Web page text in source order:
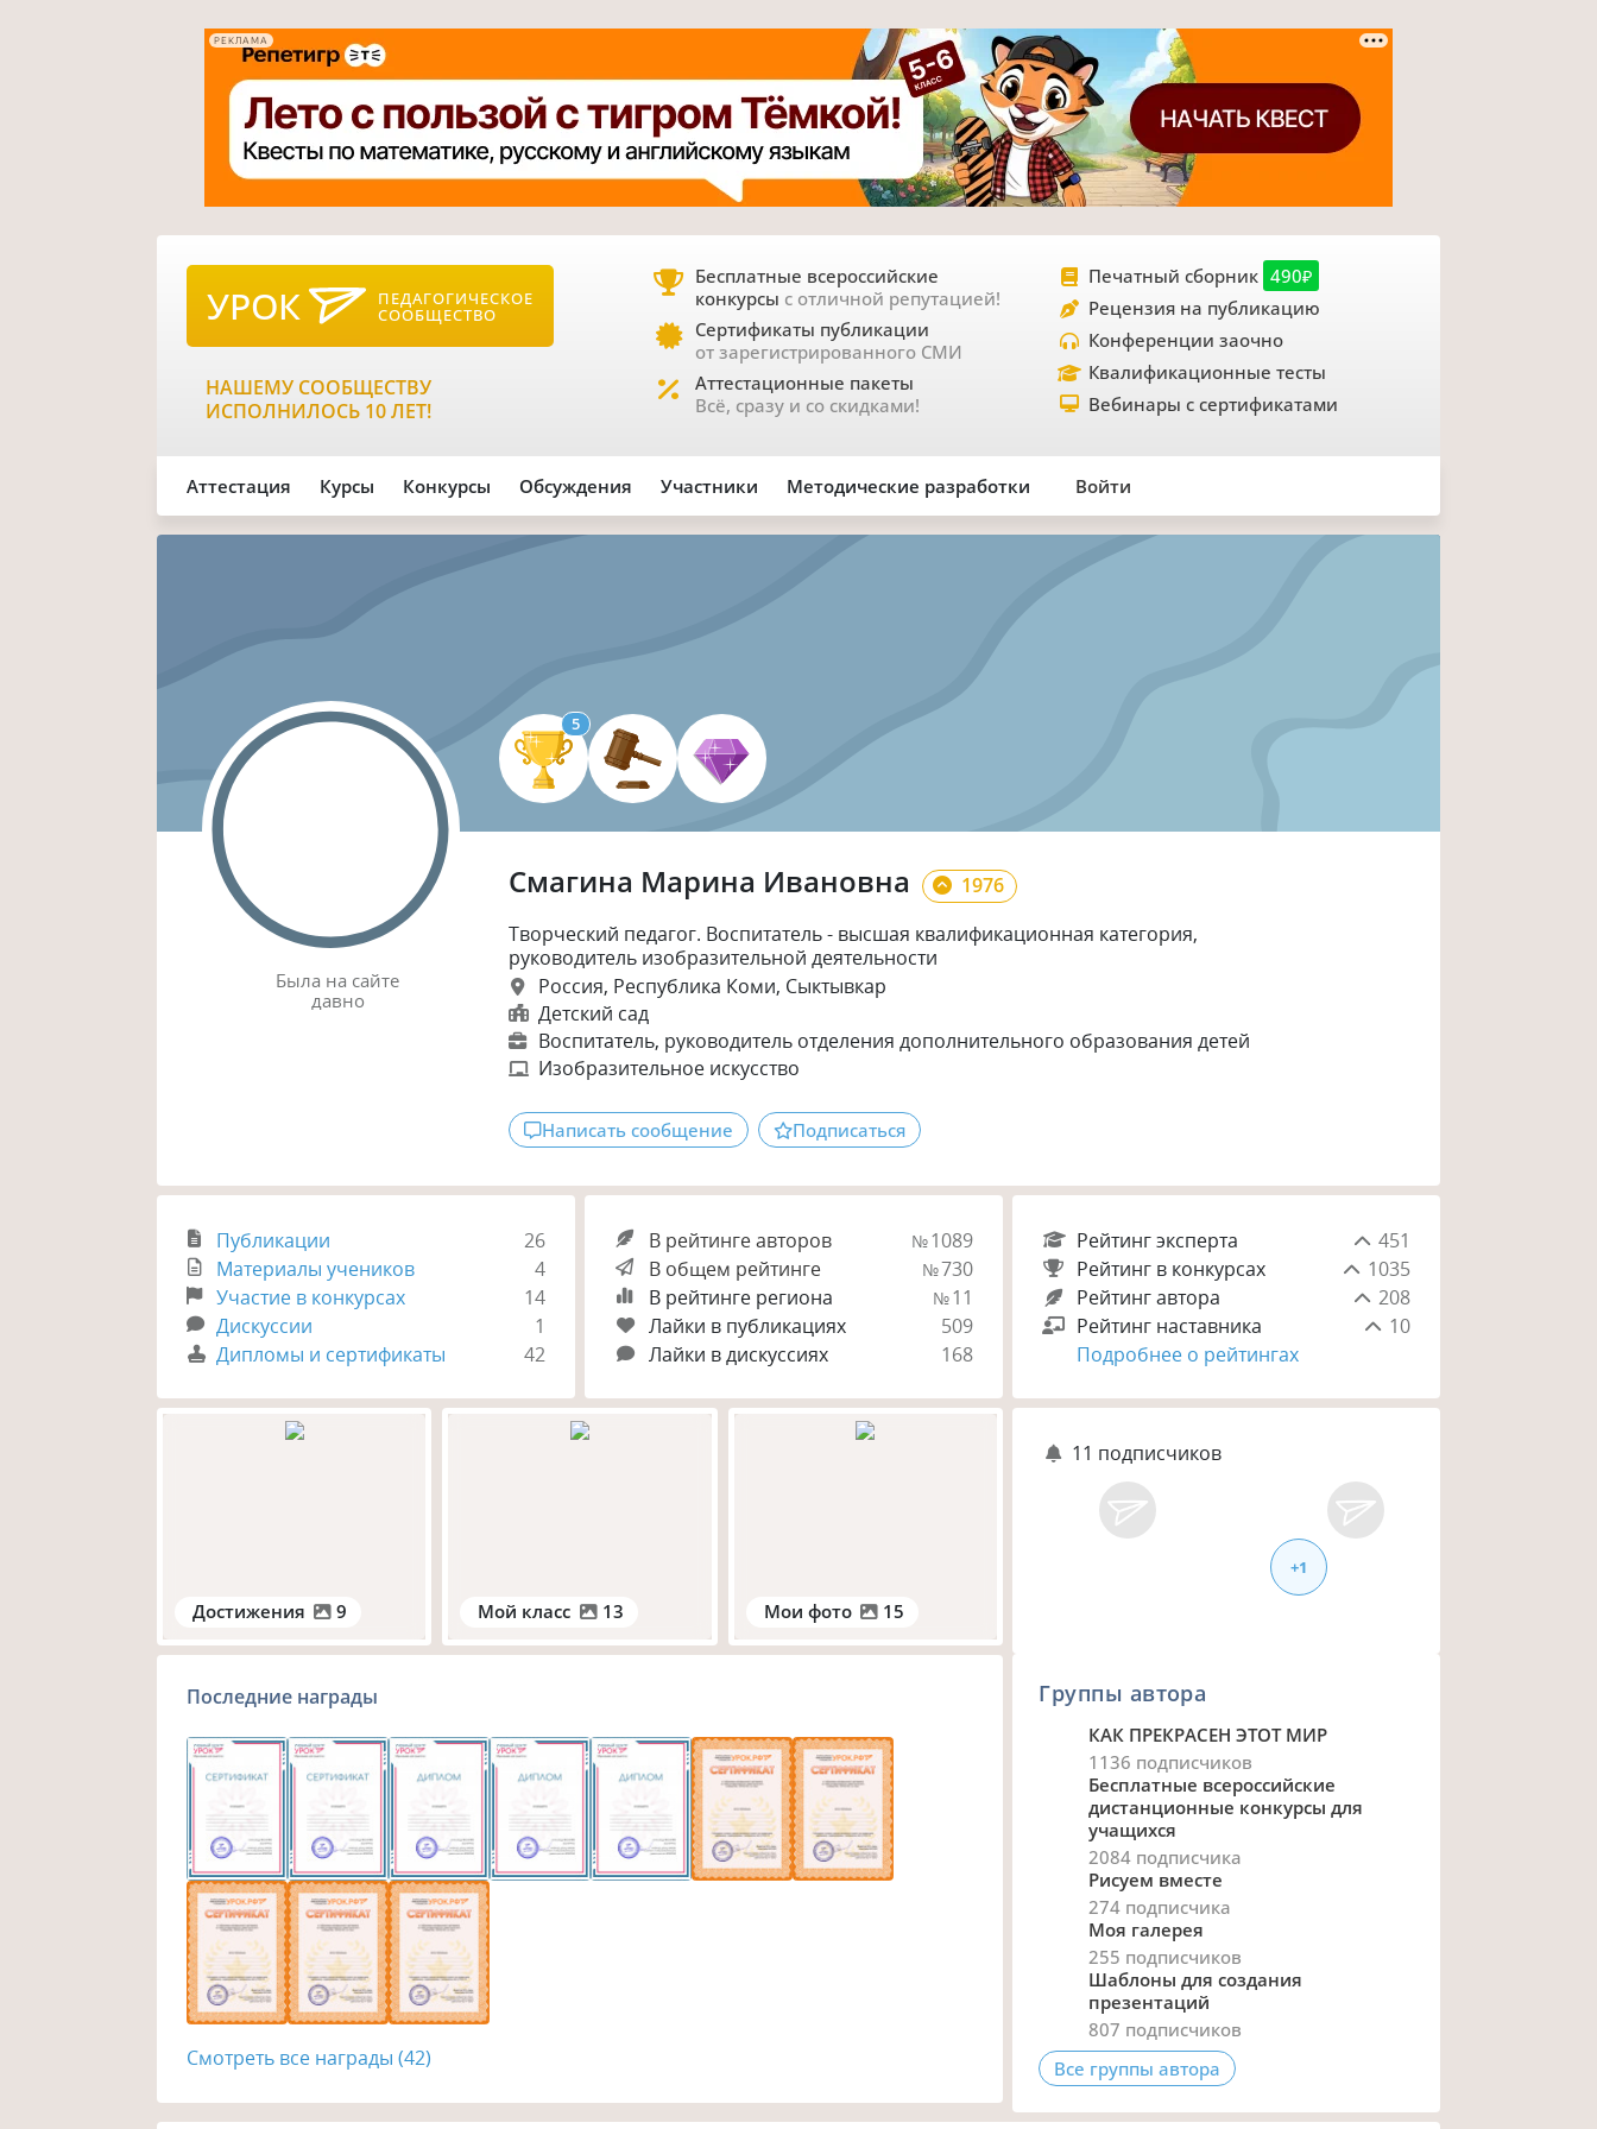
РЕКЛАМА
УРОК ПЕДАГОГИЧЕСКОЕ
СООБЩЕСТВО
НАШЕМУ СООБЩЕСТВУ
ИСПОЛНИЛОСЬ 10 ЛЕТ!
Бесплатные всероссийские
конкурсы с отличной репутацией!
Сертификаты публикации
от зарегистрированного СМИ
Аттестационные пакеты
Всё, сразу и со скидками!
Печатный сборник 490₽
Рецензия на публикацию
Конференции заочно
Квалификационные тесты
Вебинары с сертификатами
Аттестация Курсы Конкурсы Обсуждения Участники Методические разработки Войти
5
Была на сайте
давно
Смагина Марина Ивановна
1976
Творческий педагог. Воспитатель - высшая квалификационная категория,
руководитель изобразительной деятельности
Россия, Республика Коми, Сыктывкар
Детский сад
Воспитатель, руководитель отделения дополнительного образования детей
Изобразительное искусство
Написать сообщение Подписаться
Публикации
26
Материалы учеников
4
Участие в конкурсах
14
Дискуссии
1
Дипломы и сертификаты
42
В рейтинге авторов №1089
В общем рейтинге
№730
В рейтинге региона
№11
Лайки в публикациях
509
Лайки в дискуссиях
168
Рейтинг эксперта
451
Рейтинг в конкурсах
1035
Рейтинг автора
208
Рейтинг наставника
10
Подробнее о рейтингах
Достижения 9 Мой класс 13 Мои фото 15
Последние награды
Смотреть все награды (42)
11 подписчиков
+1
Группы автора
КАК ПРЕКРАСЕН ЭТОТ МИР
1136 подписчиков
Бесплатные всероссийские
дистанционные конкурсы для
учащихся
2084 подписчика
Рисуем вместе
274 подписчика
Моя галерея
255 подписчиков
Шаблоны для создания
презентаций
807 подписчиков
Все группы автора